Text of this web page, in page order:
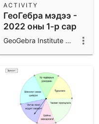
ГеоГебра мэдээ -
2022 оны 1-р сар
ACTIVITY
GeoGebra Institute of Mongolia